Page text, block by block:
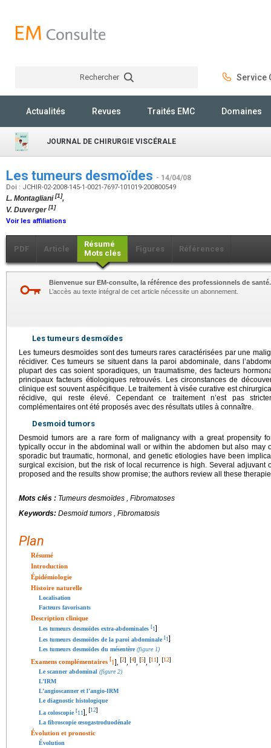
Rechercher Service
Actualités Revues Traités EMC Domaines
JOURNAL DE CHIRURGIE VISCÉRALE
Les tumeurs desmoïdes - 14/04/08
Doi : JCHIR-02-2008-145-1-0021-7697-101019-200800549
L. Montagliani[1],
V. Duverger[1]
Voir les affiliations
PDF Article
Résumé
Mots clés
Figures Références
Bienvenue sur EM-consulte, la référence des professionnels de santé.
L’accès au texte intégral de cet article nécessite un abonnement.
Les tumeurs desmoïdes
Les tumeurs desmoïdes sont des tumeurs rares caractérisées par une
récidiver. Ces tumeurs se situent dans la paroi abdominale, dans
plupart des cas soient sporadiques, un traumatisme, des facteurs
principaux facteurs étiologiques retrouvés. Les circonstances de
clinique est souvent aspécifique. Le traitement à visée curative est
récidive, qui reste élevé. Cependant ce traitement n’est pas
complémentaires ont été proposés avec des résultats utiles à connaître.
Desmoid tumors
Desmoid tumors are a rare form of malignancy with a great propensity
typically occur in the abdominal wall or within the abdomen but also may
sporadic but traumatic, hormonal, and genetic etiologies have been
surgical excision, but the risk of local recurrence is high. Several adjuvant
proposed and the results show promise; the authors review all these
Mots clés : Tumeurs desmoïdes , Fibromatoses
Keywords: Desmoid tumors , Fibromatosis
Plan
Résumé
Introduction
Épidémiologie
Histoire naturelle
Localisation
Facteurs favorisants
Description clinique
Les tumeurs desmoïdes extra-abdominales [1
Les tumeurs desmoïdes de la paroi abdominale [1
Les tumeurs desmoïdes du mésentère(figure 1)
Examens complémentaires 1], [2] [4] [5] [11 ] [12]
Le scanner abdominal (figure 2)
L’IRM
L’angioscanner et l’angio-IRM
Le diagnostic histologique
La coloscopie [11], [12]
La fibroscopie œsogastroduodénale
Évolution et pronostic
Évolution